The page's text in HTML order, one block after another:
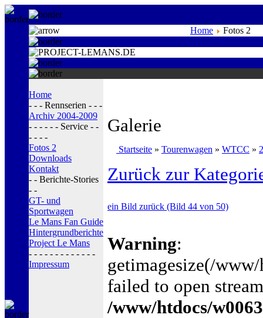
Home Fotos 2
Home
- - - Rennserien - - -
Archiv 2004-2009
- - - - - - Service - -
- - - -
Fotos 2
Downloads
Kontakt
- - Berichte-Stories
- -
GT- und
Sportwagen
Le Mans Fan Guide
Hintergrundberichte
Project Le Mans
- - - - - - - - - - - - -
Impressum
Galerie
Startseite » Tourenwagen » WTCC »
Zurück zur
ein Bild zurück (Bild 44 von 50)
Warning:
getimagesize(/
failed to open
/www/htdocs/